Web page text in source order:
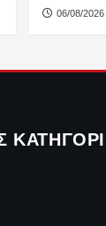
06/08/2026